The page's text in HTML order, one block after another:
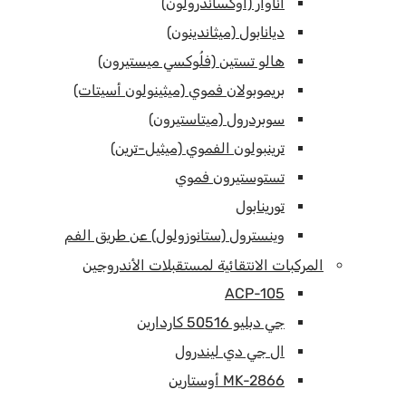
ديانابول (ميثاندينون)
هالو تستين (فلُوكسي ميستيرون)
بريموبولان فموي (ميثينولون أسيتات)
سوبردرول (ميتاستيرون)
ترينبولون الفموي (ميثيل-ترين)
تستوستيرون فموي
تورينابول
وينسترول (ستانوزولول) عن طريق الفم
المركبات الانتقائية لمستقبلات الأندروجين
ACP-105
جي دبليو 50516 كاردارين
ال جي دي ليندرول
MK-2866 أوستارين